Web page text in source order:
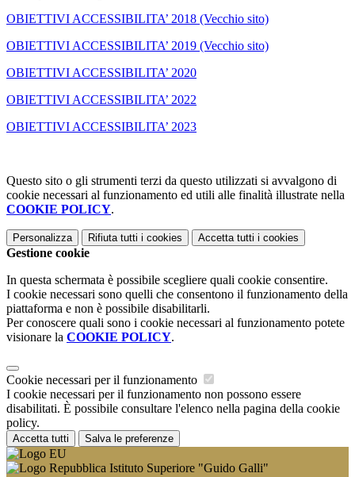
OBIETTIVI ACCESSIBILITA’ 2018 (Vecchio sito)
OBIETTIVI ACCESSIBILITA’ 2019 (Vecchio sito)
OBIETTIVI ACCESSIBILITA’ 2020
OBIETTIVI ACCESSIBILITA’ 2022
OBIETTIVI ACCESSIBILITA’ 2023
Questo sito o gli strumenti terzi da questo utilizzati si avvalgono di
cookie necessari al funzionamento ed utili alle finalità illustrate nella
COOKIE POLICY.
Personalizza Rifiuta tutti i cookies Accetta tutti i cookies
Gestione cookie
In questa schermata è possibile scegliere quali cookie consentire.
I cookie necessari sono quelli che consentono il funzionamento della
piattaforma e non è possibile disabilitarli.
Per conoscere quali sono i cookie necessari al funzionamento potete
visionare la COOKIE POLICY.
Cookie necessari per il funzionamento
I cookie necessari per il funzionamento non possono essere
disabilitati. È possibile consultare l'elenco nella pagina della cookie
policy.
Accetta tutti Salva le preferenze
Istituto Superiore "Guido Galli"